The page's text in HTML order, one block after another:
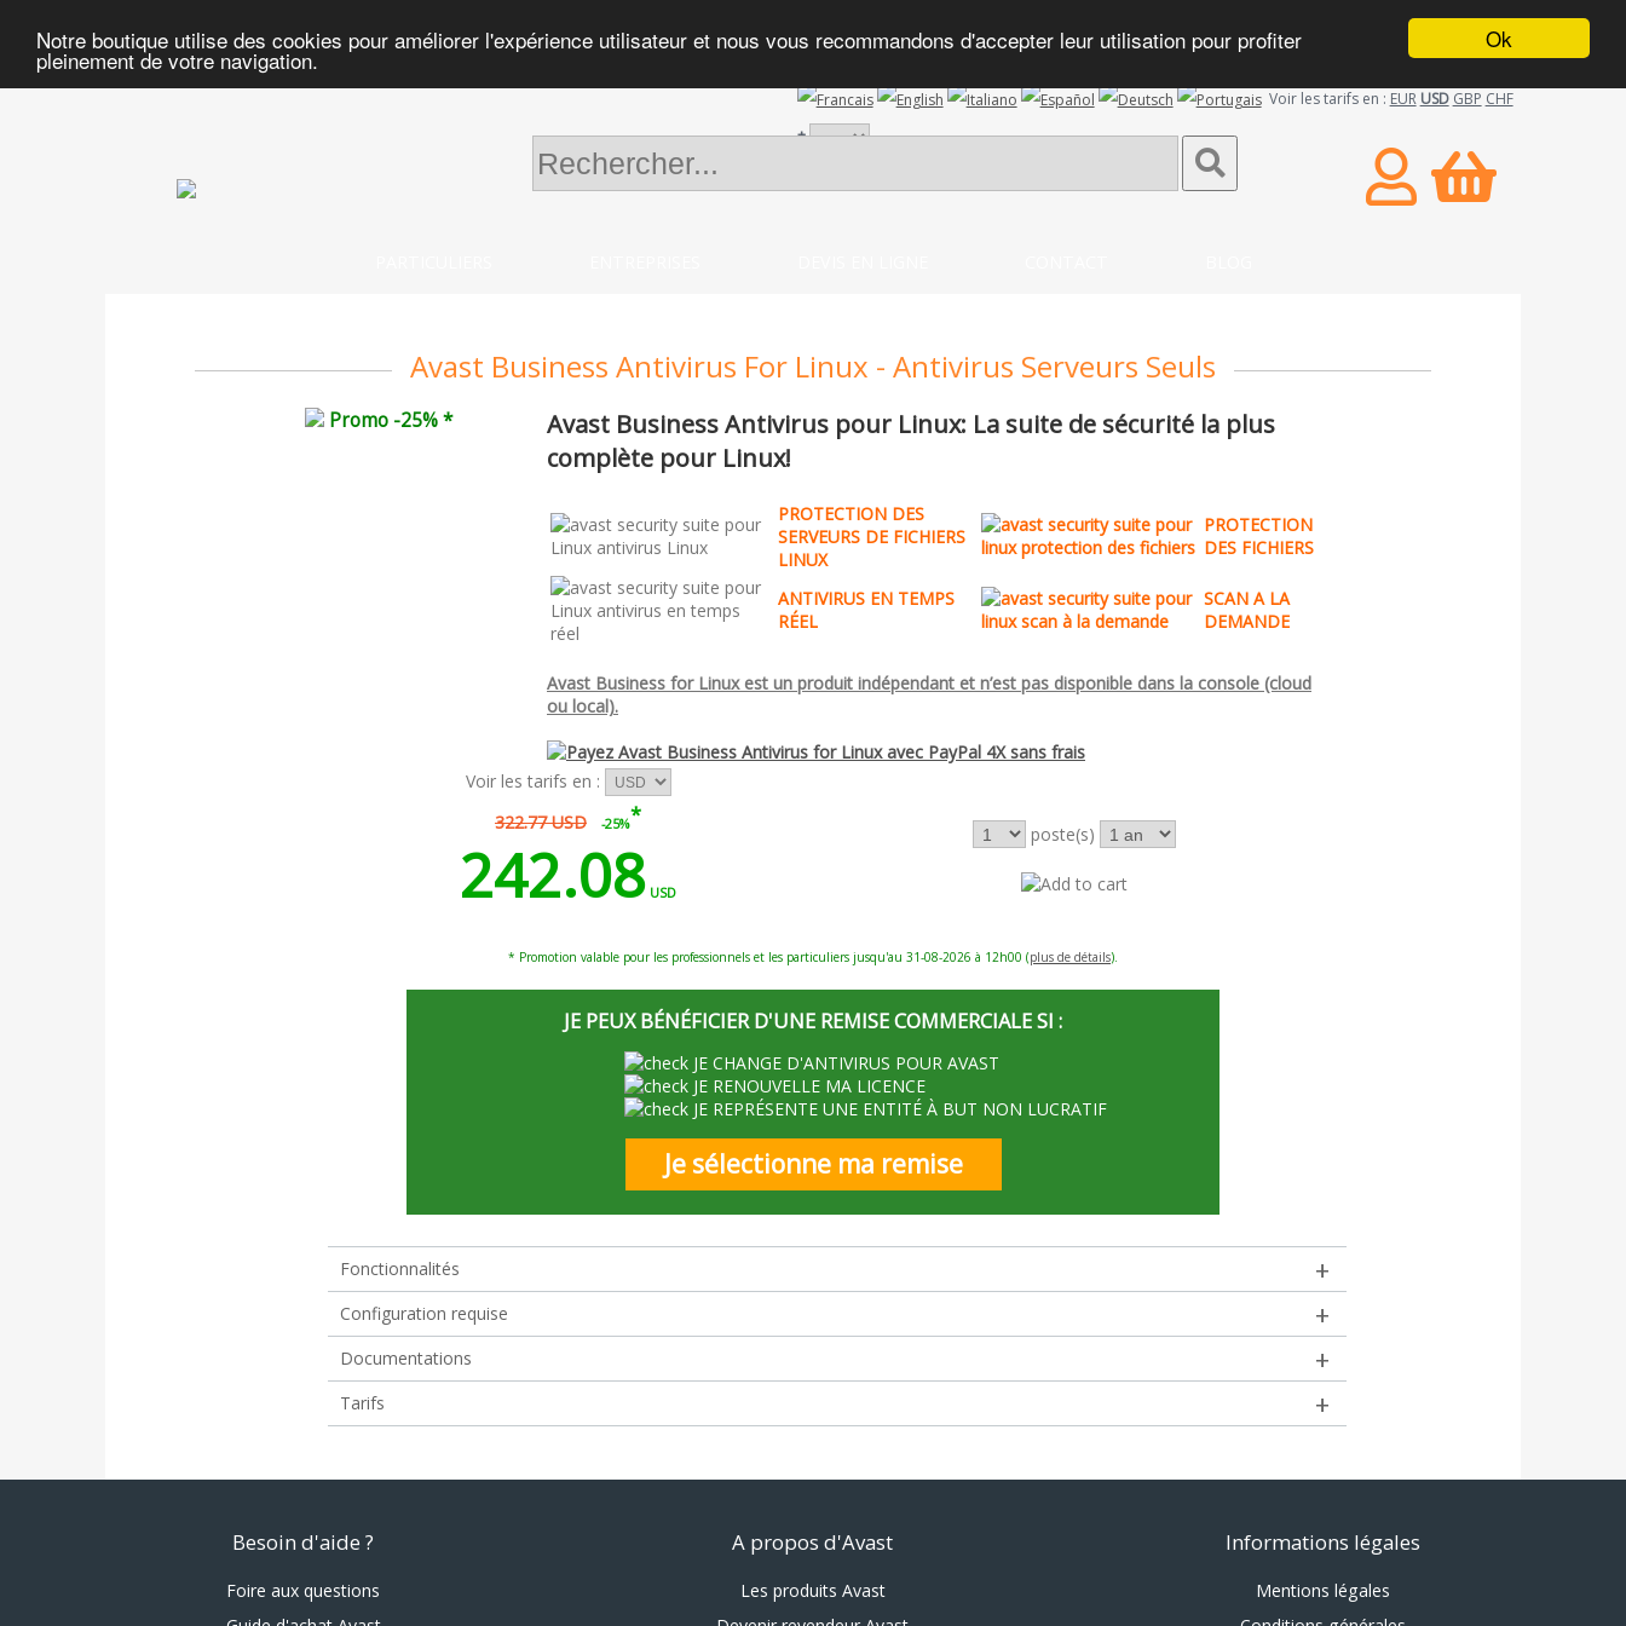
Ok
Notre boutique utilise des cookies pour améliorer l'expérience utilisateur et nous vous recommandons d'accepter leur utilisation pour profiter
pleinement de votre navigation.
Voir les tarifs en : EUR USD GBP CHF
+
Avast Business Antivirus For Linux - Antivirus Serveurs Seuls
Promo -25% *
Avast Business Antivirus pour Linux: La suite de sécurité la plus
complète pour Linux!
PROTECTION DES
SERVEURS DE FICHIERS
LINUX
PROTECTION
DES FICHIERS
ANTIVIRUS EN TEMPS
RÉEL
SCAN A LA
DEMANDE
Avast Business for Linux est un produit indépendant et n’est pas disponible dans la console (cloud
ou local).
Voir les tarifs en :
322.77 USD
-25%*
242.08 USD
poste(s)
* Promotion valable pour les professionnels et les particuliers jusqu'au 31-08-2026 à 12h00 (plus de détails).
JE PEUX BÉNÉFICIER D'UNE REMISE COMMERCIALE SI :
JE CHANGE D'ANTIVIRUS POUR AVAST
JE RENOUVELLE MA LICENCE
JE REPRÉSENTE UNE ENTITÉ À BUT NON LUCRATIF
Je sélectionne ma remise
Fonctionnalités
Configuration requise
Documentations
Tarifs
Besoin d'aide ?
Foire aux questions
A propos d'Avast
Les produits Avast
Informations légales
Mentions légales